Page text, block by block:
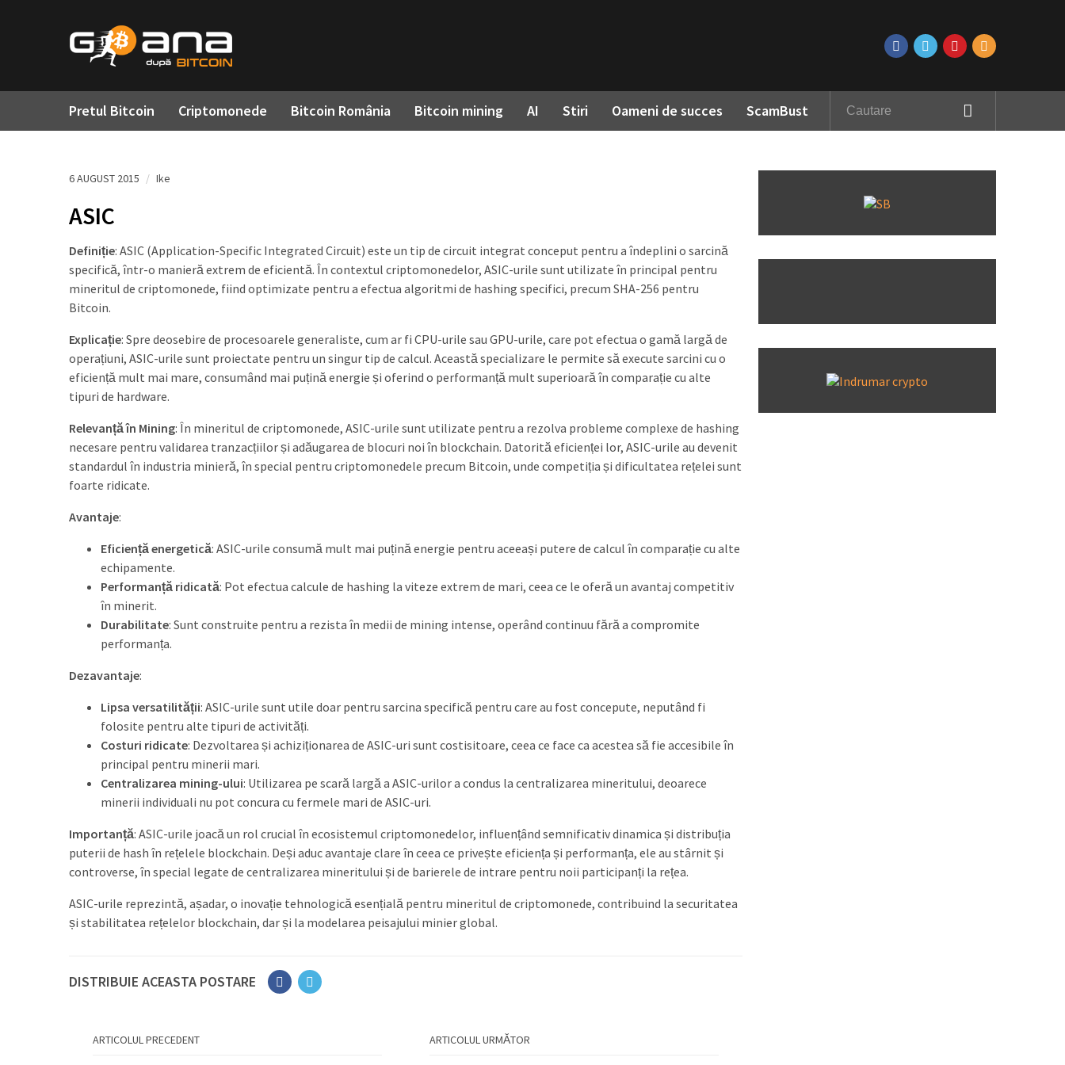
Pretul Bitcoin Criptomonede Bitcoin România Bitcoin mining AI Stiri Oameni de succes ScamBust
6 AUGUST 2015 / Ike
ASIC
Definiție: ASIC (Application-Specific Integrated Circuit) este un tip de circuit integrat conceput pentru a îndeplini o sarcină
specifică, într-o manieră extrem de eficientă. În contextul criptomonedelor, ASIC-urile sunt utilizate în principal pentru
mineritul de criptomonede, fiind optimizate pentru a efectua algoritmi de hashing specifici, precum SHA-256 pentru
Bitcoin.
Explicație: Spre deosebire de procesoarele generaliste, cum ar fi CPU-urile sau GPU-urile, care pot efectua o gamă largă de
operațiuni, ASIC-urile sunt proiectate pentru un singur tip de calcul. Această specializare le permite să execute sarcini cu o
eficiență mult mai mare, consumând mai puțină energie și oferind o performanță mult superioară în comparație cu alte
tipuri de hardware.
Relevanță în Mining: În mineritul de criptomonede, ASIC-urile sunt utilizate pentru a rezolva probleme complexe de hashing
necesare pentru validarea tranzacțiilor și adăugarea de blocuri noi în blockchain. Datorită eficienței lor, ASIC-urile au devenit
standardul în industria minieră, în special pentru criptomonedele precum Bitcoin, unde competiția și dificultatea rețelei sunt
foarte ridicate.
Avantaje:
Eficiență energetică: ASIC-urile consumă mult mai puțină energie pentru aceeași putere de calcul în comparație cu alte
echipamente.
Performanță ridicată: Pot efectua calcule de hashing la viteze extrem de mari, ceea ce le oferă un avantaj competitiv
în minerit.
Durabilitate: Sunt construite pentru a rezista în medii de mining intense, operând continuu fără a compromite
performanța.
Dezavantaje:
Lipsa versatilității: ASIC-urile sunt utile doar pentru sarcina specifică pentru care au fost concepute, neputând fi
folosite pentru alte tipuri de activități.
Costuri ridicate: Dezvoltarea și achiziționarea de ASIC-uri sunt costisitoare, ceea ce face ca acestea să fie accesibile în
principal pentru minerii mari.
Centralizarea mining-ului: Utilizarea pe scară largă a ASIC-urilor a condus la centralizarea mineritului, deoarece
minerii individuali nu pot concura cu fermele mari de ASIC-uri.
Importanță: ASIC-urile joacă un rol crucial în ecosistemul criptomonedelor, influențând semnificativ dinamica și distribuția
puterii de hash în rețelele blockchain. Deși aduc avantaje clare în ceea ce privește eficiența și performanța, ele au stârnit și
controverse, în special legate de centralizarea mineritului și de barierele de intrare pentru noii participanți la rețea.
ASIC-urile reprezintă, așadar, o inovație tehnologică esențială pentru mineritul de criptomonede, contribuind la securitatea
și stabilitatea rețelelor blockchain, dar și la modelarea peisajului minier global.
DISTRIBUIE ACEASTA POSTARE
ARTICOLUL PRECEDENT ARTICOLUL URMĂTOR